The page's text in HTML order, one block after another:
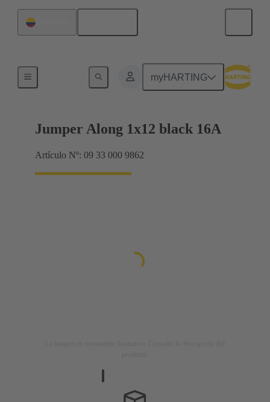
myHARTING
Puentes conectores Han® ES Press
Jumper Along 1x12 black 16A
Artículo Nº: 09 33 000 9862